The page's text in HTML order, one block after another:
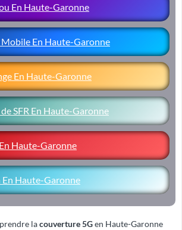
En Haute-Garonne
Mobile En Haute-Garonne
En Haute-Garonne
de SFR En Haute-Garonne
Haute-Garonne
En Haute-Garonne
lacouverture 5Gen Haute-Garonne